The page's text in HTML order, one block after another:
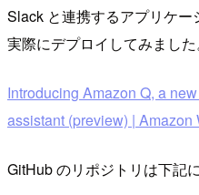
Slack と連携するアプリケー
実際にデプロイしてみました
Introducing Amazon Q, a
assistant (preview) | Amazon
GitHub のリポジトリは下記